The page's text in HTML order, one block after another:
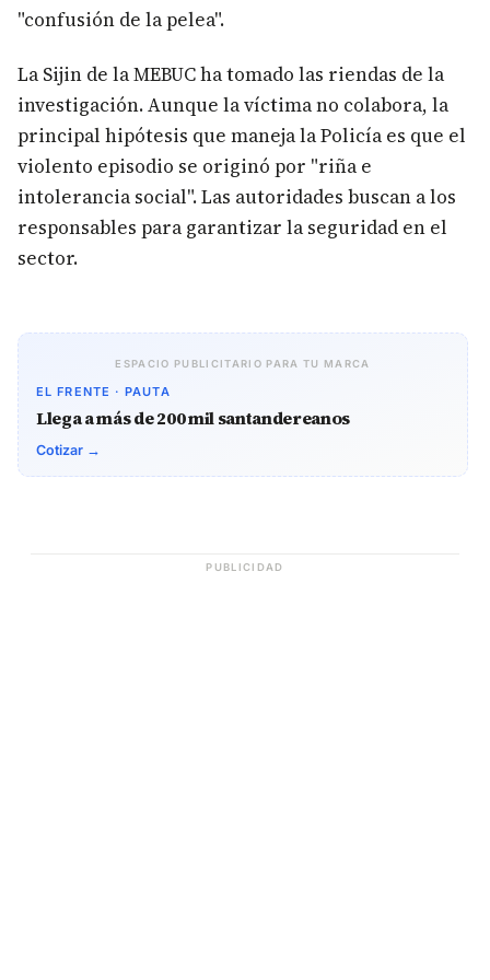
"confusión de la pelea".
La Sijin de la MEBUC ha tomado las riendas de la
investigación. Aunque la víctima no colabora, la
principal hipótesis que maneja la Policía es que el
violento episodio se originó por "riña e
intolerancia social". Las autoridades buscan a los
responsables para garantizar la seguridad en el
sector.
ESPACIO PUBLICITARIO PARA TU MARCA
EL FRENTE · PAUTA
Llega a más de 200 mil santandereanos
Cotizar →
PUBLICIDAD